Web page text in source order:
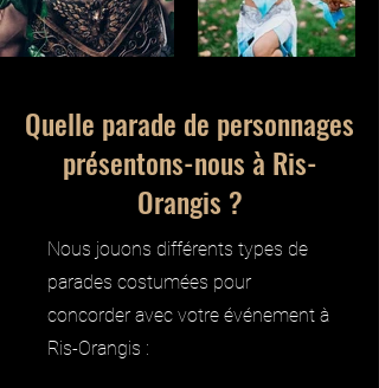
Quelle parade de personnages
présentons-nous à Ris-
Orangis ?
Nous jouons différents types de
parades costumées pour
concorder avec votre événement à
Ris-Orangis :